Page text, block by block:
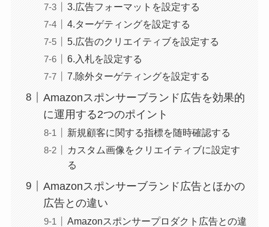
3.広告フォーマットを設定する
4.ターゲティングを設定する
5.広告のクリエイティブを設定する
6.入札を設定する
7.除外ターゲティングを設定する
Amazonスポンサーブランド広告を効果的
に運用する2つのポイント
新規顧客に関する指標を随時確認する
カスタム画像をクリエイティブに設定す
る
Amazonスポンサーブランド広告とほかの
広告との違い
Amazonスポンサープロダクト広告との違